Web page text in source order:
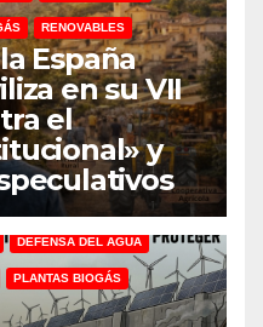
RENOVABLES
España
en su VII
el
y
DEFENSA DEL AGUA
PLANTAS BIOGÁS